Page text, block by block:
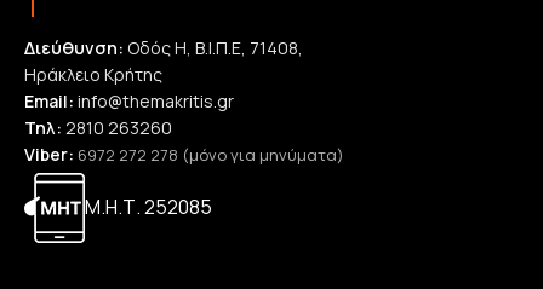
Διεύθυνση: Οδός Η, Β.Ι.Π.Ε, 71408,
Ηράκλειο Κρήτης
Email: info@themakritis.gr
Τηλ: 2810 263260
Viber: 6972 272 278 (μόνο για μηνύματα)
Μ.Η.Τ. 252085